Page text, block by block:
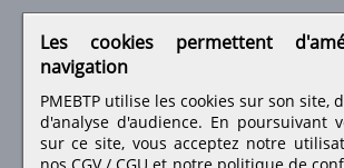
Les cookies permettent
navigation
PMEBTP utilise les cookies sur son site,
d'analyse d'audience. En poursuivant
sur ce site, vous acceptez notre